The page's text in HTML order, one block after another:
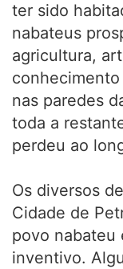
ter sido
nabateus
agricultura,
nas paredes
toda a
perdeu ao
Os diversos
Cidade de
povo nabateu
inventivo.